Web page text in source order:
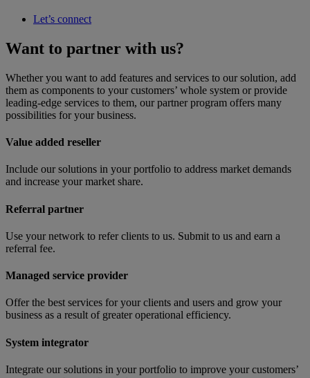
Let’s connect
Want to partner with us?
Whether you want to add features and services to our solution, add
them as components to your customers’ whole system or provide
leading-edge services to them, our partner program offers many
possibilities for your business.
Value added reseller
Include our solutions in your portfolio to address market demands
and increase your market share.
Referral partner
Use your network to refer clients to us. Submit to us and earn a
referral fee.
Managed service provider
Offer the best services for your clients and users and grow your
business as a result of greater operational efficiency.
System integrator
Integrate our solutions in your portfolio to improve your customers’